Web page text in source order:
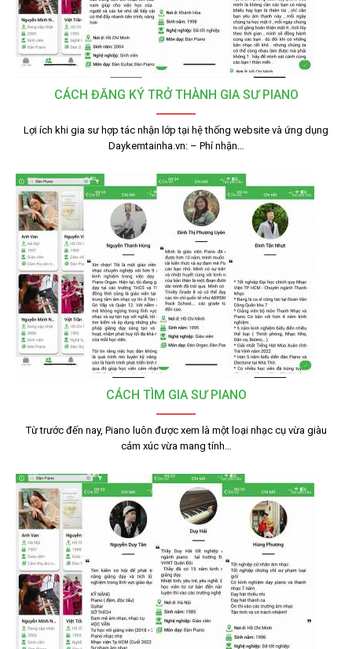
CÁCH ĐĂNG KÝ TRỞ THÀNH GIA SƯ PIANO
Lợi ích khi gia sư hợp tác nhận lớp tại hệ thống website và ứng dụng
Daykemtainha.vn: – Phí nhận…
CÁCH TÌM GIA SƯ PIANO
Từ trước đến nay, Piano luôn được xem là một loại nhạc cụ vừa giàu
cảm xúc vừa mang tính…